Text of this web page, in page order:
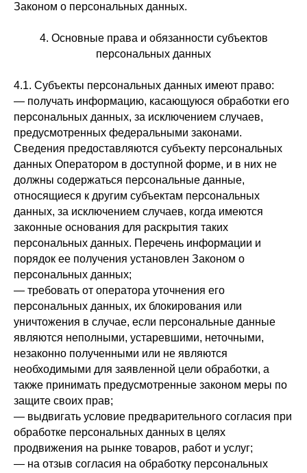
Законом о персональных данных.
4. Основные права и обязанности субъектов
персональных данных
4.1. Субъекты персональных данных имеют право:
— получать информацию, касающуюся обработки его
персональных данных, за исключением случаев,
предусмотренных федеральными законами.
Сведения предоставляются субъекту персональных
данных Оператором в доступной форме, и в них не
должны содержаться персональные данные,
относящиеся к другим субъектам персональных
данных, за исключением случаев, когда имеются
законные основания для раскрытия таких
персональных данных. Перечень информации и
порядок ее получения установлен Законом о
персональных данных;
— требовать от оператора уточнения его
персональных данных, их блокирования или
уничтожения в случае, если персональные данные
являются неполными, устаревшими, неточными,
незаконно полученными или не являются
необходимыми для заявленной цели обработки, а
также принимать предусмотренные законом меры по
защите своих прав;
— выдвигать условие предварительного согласия при
обработке персональных данных в целях
продвижения на рынке товаров, работ и услуг;
— на отзыв согласия на обработку персональных